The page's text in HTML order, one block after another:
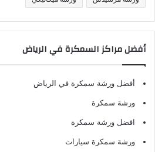
أفضل مراكز السمكرة في الرياض
أفضل ورشة سمكرة في الرياض
ورشة سمكرة
افضل ورشة سمكرة
ورشة سمكرة سيارات